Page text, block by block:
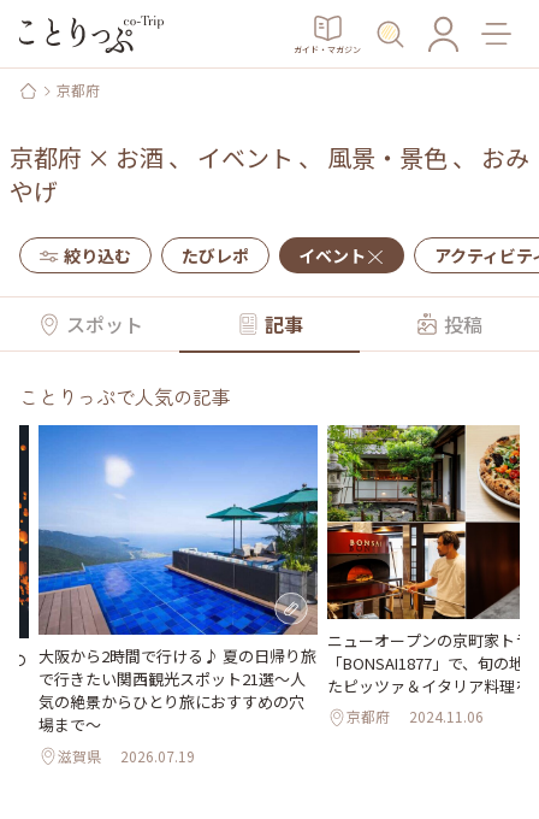
ガイド・マガジン
京都府
京都府 × お酒 、 イベント 、 風景・景色、 おみ
やげ
絞り込む たびレポ イベント アクティビテ
スポット 記事 投稿
ことりっぷで人気の記事
の 大阪から2時間で行ける♪ 夏の日帰り旅
で行きたい関西観光スポット21選～人
気の絶景からひとり旅におすすめの穴
場まで～
滋賀県 2026.07.19
ニューオープンの京町家トラ
「BONSAI1877」で、旬の地
たピッツァ＆イタリア料理
京都府 2024.11.06